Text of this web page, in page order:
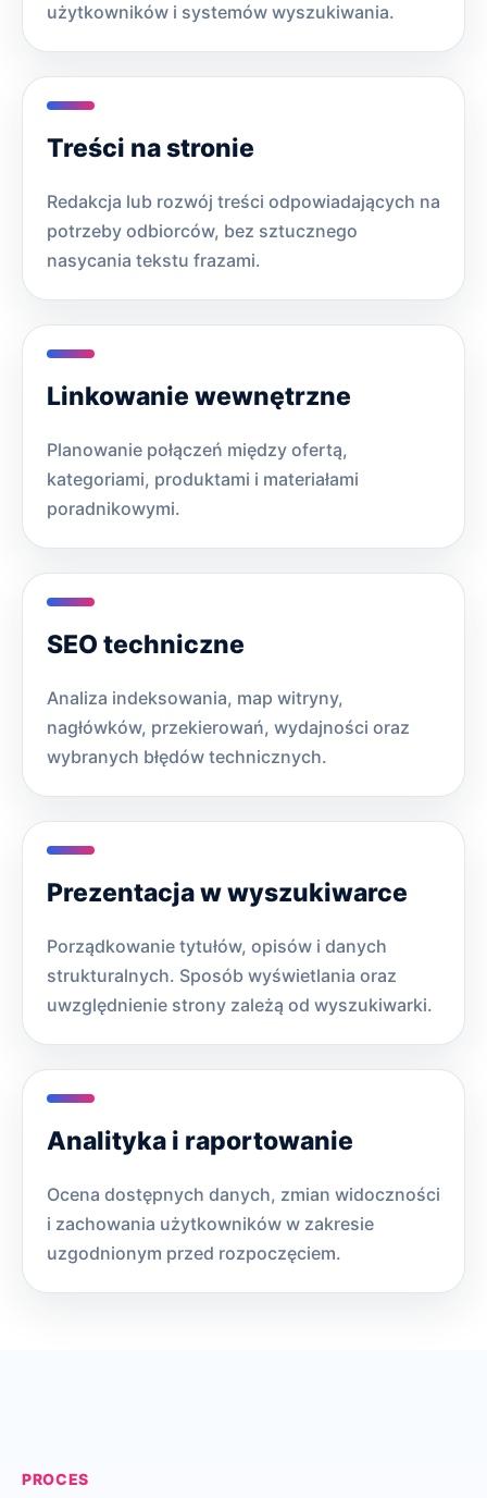
użytkowników i systemów wyszukiwania.
Treści na stronie
Redakcja lub rozwój treści odpowiadających na
potrzeby odbiorców, bez sztucznego
nasycania tekstu frazami.
Linkowanie wewnętrzne
Planowanie połączeń między ofertą,
kategoriami, produktami i materiałami
poradnikowymi.
SEO techniczne
Analiza indeksowania, map witryny,
nagłówków, przekierowań, wydajności oraz
wybranych błędów technicznych.
Prezentacja w wyszukiwarce
Porządkowanie tytułów, opisów i danych
strukturalnych. Sposób wyświetlania oraz
uwzględnienie strony zależą od wyszukiwarki.
Analityka i raportowanie
Ocena dostępnych danych, zmian widoczności
i zachowania użytkowników w zakresie
uzgodnionym przed rozpoczęciem.
PROCES